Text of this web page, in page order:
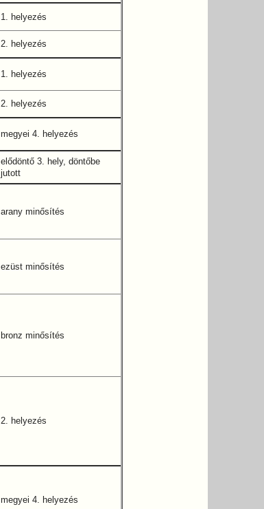
1. helyezés
2. helyezés
1. helyezés
2. helyezés
megyei 4. helyezés
elődöntő 3. hely, döntőbe
jutott
arany minősítés
ezüst minősítés
bronz minősítés
2. helyezés
megyei 4. helyezés